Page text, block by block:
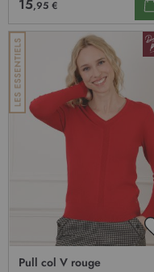
15,95 €
Pull col V rouge